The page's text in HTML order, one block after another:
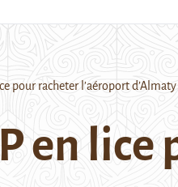
pour racheter l’aéroport d’Almaty
en lice